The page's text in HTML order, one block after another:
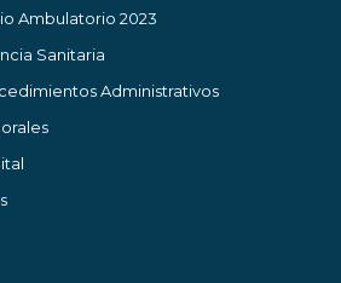
Ambulatorio 2023
Sanitaria
Administrativos